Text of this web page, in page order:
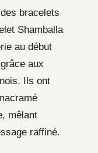
bracelets
Shamballa
au début
aux
Ils ont
mêlant
raffiné.